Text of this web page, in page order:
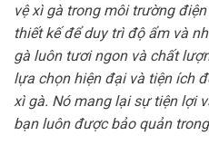
vệ xì gà trong môi trường
thiết kế để duy trì độ ẩm và
gà luôn tươi ngon và chất
lựa chọn hiện đại và tiện ích
xì gà. Nó mang lại sự tiện lợi
bạn luôn được bảo quản